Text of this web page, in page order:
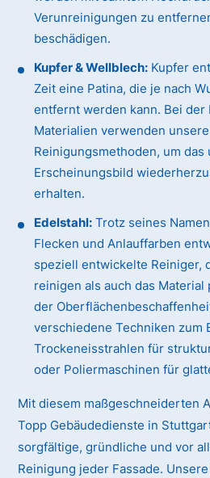
Verunreinigungen zu
beschädigen.
Kupfer & Wellblech: Kupfer
Zeit eine Patina, die je nach
entfernt werden kann. Bei der
Materialien verwenden
Reinigungsmethoden, um
Erscheinungsbild
erhalten.
Edelstahl: Trotz seines
Flecken und Anlauffarben
speziell entwickelte Reiniger,
reinigen als auch das
der
verschiedene Techniken zum
Trockeneisstrahlen für
oder Poliermaschinen für
Mit diesem maßgeschneiderten
Topp Gebäudedienste in
sorgfältige, gründliche und vor
Reinigung jeder Fassade.